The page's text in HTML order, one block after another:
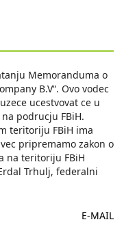
Memoranduma o
B.V“. Ovo vodec
ucestvovat ce u
podrucju FBiH.
teritoriju FBiH ima
pripremamo zakon o
na teritoriju FBiH
Trhulj, federalni
E-MAIL